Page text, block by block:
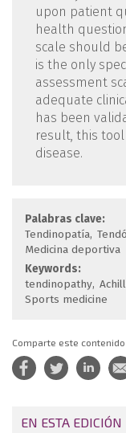
upon patient
health
scale should
is the only
assessment
adequate
has been
result, this
disease.
Palabras clave:
Tendinopatía
Medicina deportiva
Keywords:
tendinopathy
Sports medicine
Comparte este contenido
EN ESTA EDICIÓN